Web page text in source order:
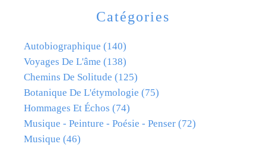
Catégories
Autobiographique (140)
Voyages De L'âme (138)
Chemins De Solitude (125)
Botanique De L'étymologie (75)
Hommages Et Échos (74)
Musique - Peinture - Poésie - Penser (72)
Musique (46)